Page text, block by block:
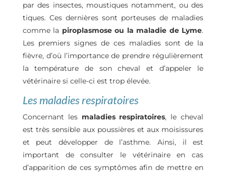
par des insectes, moustiques notamment, ou des
tiques. Ces dernières sont porteuses de maladies
comme la piroplasmose ou la maladie de Lyme.
Les premiers signes de ces maladies sont de la
fièvre, d’où l’importance de prendre régulièrement
la température de son cheval et d’appeler le
vétérinaire si celle-ci est trop élevée.
Les maladies respiratoires
Concernant les maladies respiratoires, le cheval
est très sensible aux poussières et aux moisissures
et peut développer de l’asthme. Ainsi, il est
important de consulter le vétérinaire en cas
d’apparition de ces symptômes afin de mettre en